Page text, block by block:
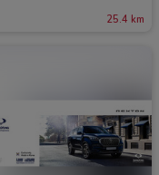
25.4 km